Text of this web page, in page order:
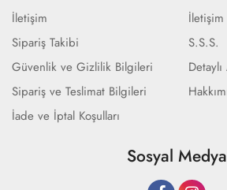
İletişim
Sipariş Takibi
Güvenlik ve Gizlilik Bilgileri
Sipariş ve Teslimat Bilgileri
İade ve İptal Koşulları
İletişim
S.S.S.
Sosyal Medya